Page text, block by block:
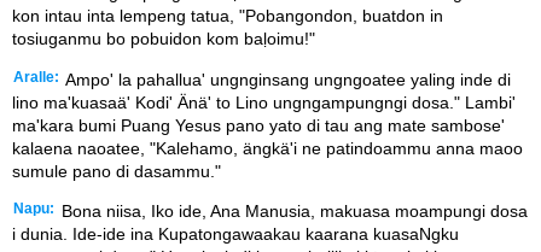
kon intau inta lempeng tatua, "Pobangondon, buatdon in
tosiuganmu bo pobuidon kom baḷoimu!"
Aralle: Ampo' la pahallua' ungnginsang ungngoatee yaling inde di
lino ma'kuasaä' Kodi' Änä' to Lino ungngampungngi dosa." Lambi'
ma'kara bumi Puang Yesus pano yato di tau ang mate sambose'
kalaena naoatee, "Kalehamo, ängkä'i ne patindoammu anna maoo
sumule pano di dasammu."
Napu:
Bona niisa, Iko ide, Ana Manusia, makuasa moampungi dosa
i dunia. Ide-ide ina Kupatongawaakau kaarana kuasaNgku